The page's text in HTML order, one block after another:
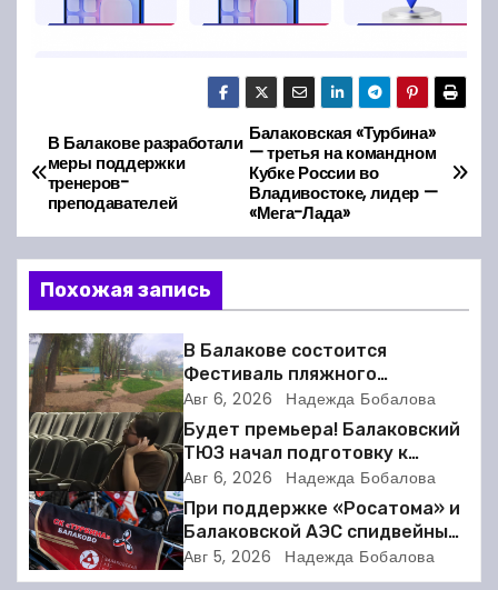
Н
а
в
и
г
а
ц
и
я
п
Балаковская «Турбина»
— третья на командном
Кубке России во
Владивостоке, лидер —
«Мега-Лада»
В Балакове разработали
меры поддержки
тренеров-
преподавателей
Похожая запись
В Балакове состоится
Фестиваль пляжного
волейбола
Авг 6, 2026 Надежда Бобалова
Будет премьера! Балаковский
ТЮЗ начал подготовку к
новому театральному сезону
Авг 6, 2026 Надежда Бобалова
При поддержке «Росатома» и
Балаковской АЭС спидвейный
клуб «Турбина» обновил
материально-техническую
Авг 5, 2026 Надежда Бобалова